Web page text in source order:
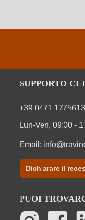
SUPPORTO
+39 0471 1775613
Lun-Ven, 09:00 -
Email:
Dichiarare il
PUOI